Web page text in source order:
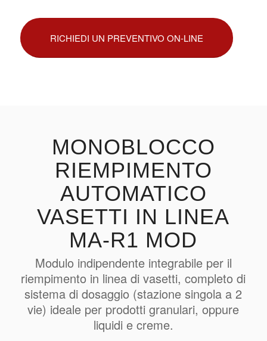
RICHIEDI UN PREVENTIVO ON-LINE
MONOBLOCCO
RIEMPIMENTO
AUTOMATICO
VASETTI IN LINEA
MA-R1 MOD
Modulo indipendente integrabile per il
riempimento in linea di vasetti, completo di
sistema di dosaggio (stazione singola a 2
vie) ideale per prodotti granulari, oppure
liquidi e creme.